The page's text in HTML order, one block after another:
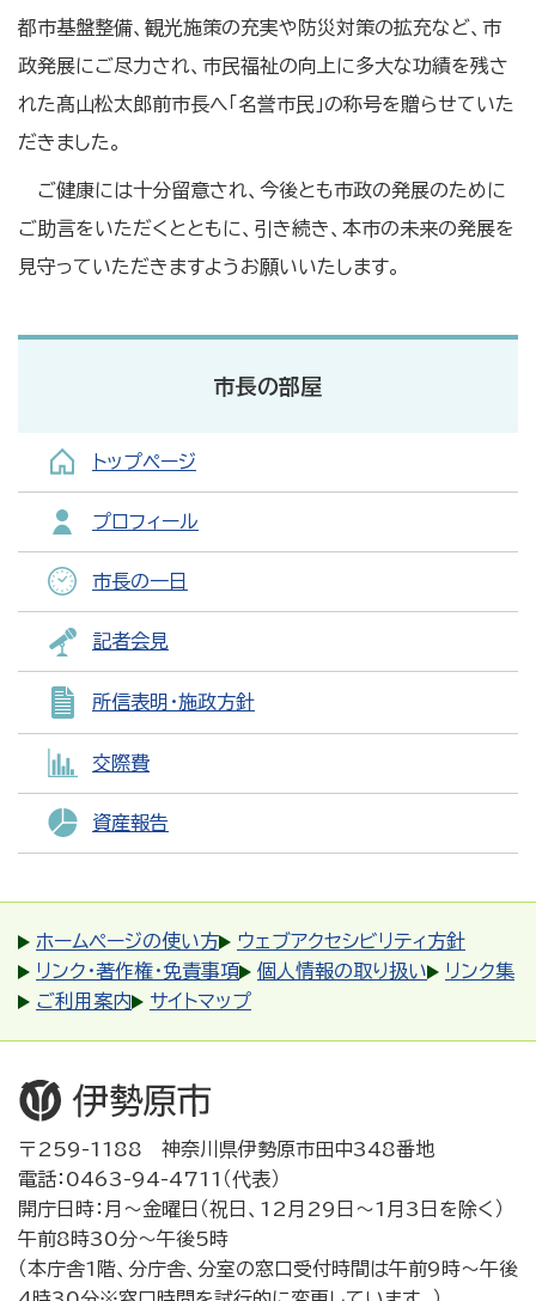
都市基盤整備、観光施策の充実や防災対策の拡充など、市
政発展にご尽力され、市民福祉の向上に多大な功績を残さ
れた髙山松太郎前市長へ「名誉市民」の称号を贈らせていた
だきました。
ご健康には十分留意され、今後とも市政の発展のために
ご助言をいただくとともに、引き続き、本市の未来の発展を
見守っていただきますようお願いいたします。
市長の部屋
トップページ
プロフィール
市長の一日
記者会見
所信表明・施政方針
交際費
資産報告
ホームページの使い方
ウェブアクセシビリティ方針
リンク・著作権・免責事項
個人情報の取り扱い
リンク集
ご利用案内
サイトマップ
〒259-1188 神奈川県伊勢原市田中348番地
電話：0463-94-4711（代表）
開庁日時：月～金曜日（祝日、12月29日～1月3日を除く）
午前8時30分～午後5時
（本庁舎1階、分庁舎、分室の窓口受付時間は午前9時～午後